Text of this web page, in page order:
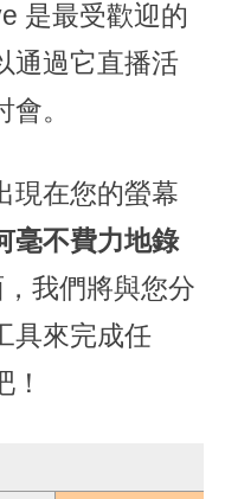
是最受歡迎的
通過它直播活
。
現在您的螢幕
毫不費力地錄
我們將與您分
具來完成任